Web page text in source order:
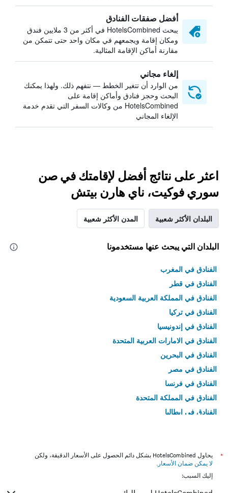
أفضل صفقات الفنادق
يبحث HotelsCombined في أكثر من 3 ملايين فندق
ومكان إقامة ويجمعهم في مكان واحد حتى تتمكن من
مقارنة أماكن الإقامة المثالية.
إلغاء مجاني
من الوارد أن تتغير الخطط — نتفهم ذلك. ولهذا يمكنك
البحث وحجز فنادق وأماكن إقامة على
HotelsCombined من وكالات السفر التي تقدم خدمة
الإلغاء المجاني
اعثر على نتائج أفضل لإقامتك في صن
سوري فوكيت، ناي هارن بيتش
البلدان الأكثر شعبية المدن الأكثر شعبية
البلدان التي يبحث عنها مستخدمونا
الفنادق في المغرب
الفنادق في قطر
الفنادق في المملكة العربية السعودية
الفنادق في تركيا
الفنادق في إندونيسيا
الفنادق في الامارات العربية المتحدة
الفنادق في البحرين
الفنادق في مصر
الفنادق في فرنسا
الفنادق في المملكة المتحدة
الفنادق في إيطاليا
*
يحاول HotelsCombined بشكل دائم الحصول على الأسعار الدقيقة، ولكن
لا يمكن ضمان الأسعار .
إليك السبب: